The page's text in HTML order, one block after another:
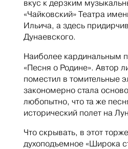
вкус к дерзким
«Чайковский» Театра
Ильича, а здесь
Дунаевского.
Наиболее кардинальным
«Песня о Родине». Автор
поместил в томительные
закономерно стала
любопытно, что та же
исторический полет на
Что скрывать, в этот
духоподъемное «Широка